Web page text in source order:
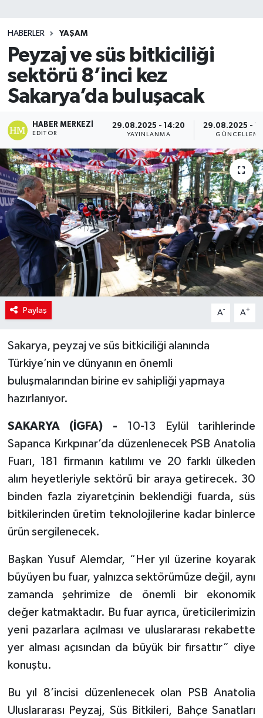
HABERLER YAŞAM
Peyzaj ve süs bitkiciliği
sektörü 8’inci kez
Sakarya’da buluşacak
HABER MERKEZI
EDITÖR
29.08.2025 - 14:20
YAYINLANMA
29.08.2025 -
GÜNCELLEME
Paylaş A- A+
Sakarya, peyzaj ve süs bitkiciliği alanında
Türkiye’nin ve dünyanın en önemli
buluşmalarından birine ev sahipliği yapmaya
hazırlanıyor.
SAKARYA (İGFA) - 10-13 Eylül tarihlerinde
Sapanca Kırkpınar’da düzenlenecek PSB Anatolia
Fuarı, 181 firmanın katılımı ve 20 farklı ülkeden
alım heyetleriyle sektörü bir araya getirecek. 30
binden fazla ziyaretçinin beklendiği fuarda, süs
bitkilerinden üretim teknolojilerine kadar binlerce
ürün sergilenecek.
Başkan Yusuf Alemdar, “Her yıl üzerine koyarak
büyüyen bu fuar, yalnızca sektörümüze değil, aynı
zamanda şehrimize de önemli bir ekonomik
değer katmaktadır. Bu fuar ayrıca, üreticilerimizin
yeni pazarlara açılması ve uluslararası rekabette
yer alması açısından da büyük bir fırsattır” diye
konuştu.
Bu yıl 8’incisi düzenlenecek olan PSB Anatolia
Uluslararası Peyzaj, Süs Bitkileri, Bahçe Sanatları
Teknoloji
TRABZON